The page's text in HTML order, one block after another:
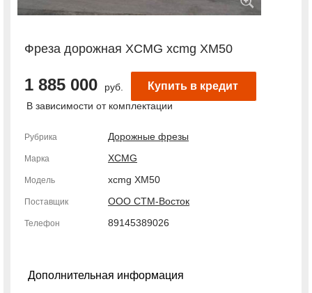
Фреза дорожная XCMG xcmg XM50
1 885 000 руб. Купить в кредит
В зависимости от комплектации
Рубрика Дорожные фрезы
Марка XCMG
Модель xcmg XM50
Поставщик ООО СТМ-Восток
Телефон 89145389026
Дополнительная информация